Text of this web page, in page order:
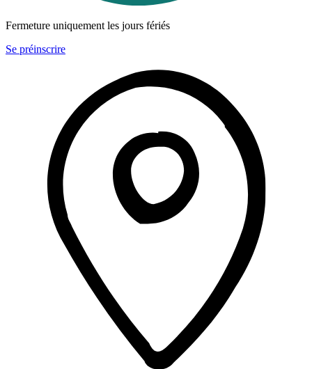
Fermeture uniquement les jours fériés
Se préinscrire